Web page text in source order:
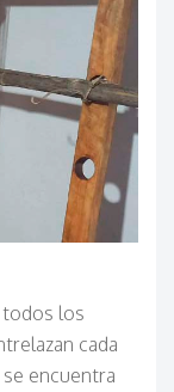
todos los
cada
encuentra